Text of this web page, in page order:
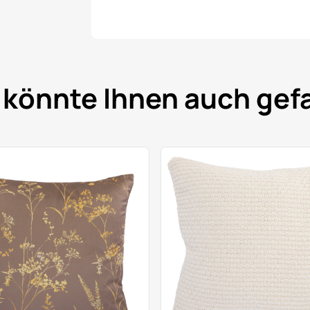
Ihnen auch